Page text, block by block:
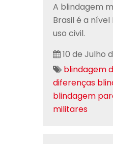
A blindagem
Brasil é a
uso civil.
10 de Julho
blindagem
diferenças
blindagem
militares